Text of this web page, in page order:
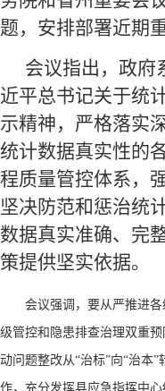
题，安排部署近期
会议指出，政府
近平总书记关于统
示精神，严格落实
统计数据真实性的
程质量管控体系，
坚决防范和惩治统
数据真实准确、完
策提供坚实依据。
会议强调，要从严推进
级管控和隐患排查治理双重
动问题整改从“治标”向“治本
作，充分发挥县应急指挥中